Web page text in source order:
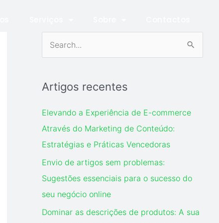
c
h
f
o
r
:
Artigos recentes
Elevando a Experiência de E-commerce
Através do Marketing de Conteúdo:
Estratégias e Práticas Vencedoras
Envio de artigos sem problemas:
Sugestões essenciais para o sucesso do
seu negócio online
Dominar as descrições de produtos: A sua